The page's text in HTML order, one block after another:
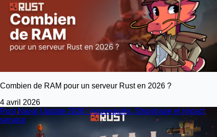
Combien de RAM pour un serveur Rust en 2026 ?
4 avril 2026
Rust Naval Update 2026 : nouveautés, Shipshape et impact
serveur